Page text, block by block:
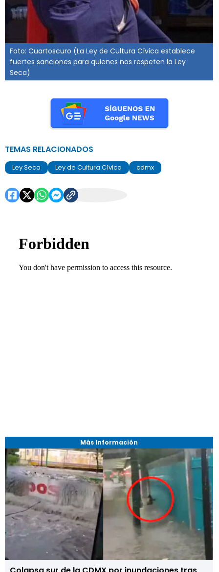
Más Información
Foto: Cuartoscuro (La Ley de Cultura Cívica establece
fuertes sanciones para quienes nos respeten la Ley
Seca)
TEMAS RELACIONADOS
Ley Seca Ley de Cultura Cívica cdmx